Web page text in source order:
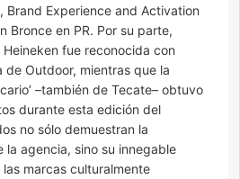
Brand Experience and Activation
Bronce en PR. Por su parte,
Heineken fue reconocida con
de Outdoor, mientras que la
–también de Tecate– obtuvo
durante esta edición del
no sólo demuestran la
agencia, sino su innegable
marcas culturalmente